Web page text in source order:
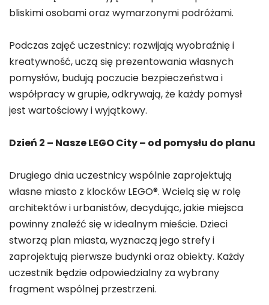
bliskimi osobami oraz wymarzonymi podróżami.
Podczas zajęć uczestnicy: rozwijają wyobraźnię i
kreatywność, uczą się prezentowania własnych
pomysłów, budują poczucie bezpieczeństwa i
współpracy w grupie, odkrywają, że każdy pomysł
jest wartościowy i wyjątkowy.
Dzień 2 – Nasze LEGO City – od pomysłu do planu
Drugiego dnia uczestnicy wspólnie zaprojektują
własne miasto z klocków LEGO®. Wcielą się w rolę
architektów i urbanistów, decydując, jakie miejsca
powinny znaleźć się w idealnym mieście. Dzieci
stworzą plan miasta, wyznaczą jego strefy i
zaprojektują pierwsze budynki oraz obiekty. Każdy
uczestnik będzie odpowiedzialny za wybrany
fragment wspólnej przestrzeni.